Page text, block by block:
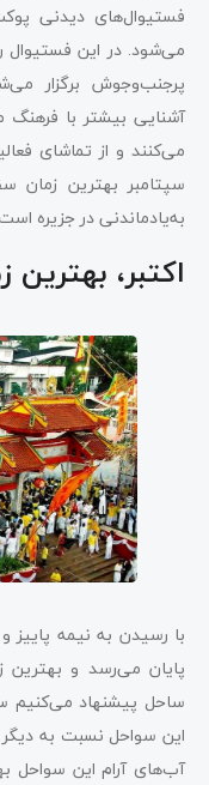
فستیوال‌های دیدنی
می‌شود. در این فستیوال
پرجنب‌وجوش برگزار
آشنایی بیشتر با
می‌کنند و از تماشای
سپتامبر بهترین زمان
به‌یادماندنی در جزیره
اکتبر،
با رسیدن به نیمه
پایان می‌رسد و بهترین
ساحل پیشنهاد می‌کنیم
این سواحل نسبت به
آب‌های آرام این سواحل